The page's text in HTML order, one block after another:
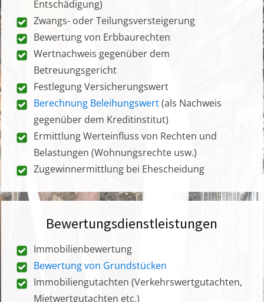
Entschädigung)
Zwangs- oder Teilungsversteigerung
Bewertung von Erbbaurechten
Wertnachweis gegenüber dem
Betreuungsgericht
Festlegung Versicherungswert
Berechnung Beleihungswert(als Nachweis
gegenüber dem Kreditinstitut)
Ermittlung Werteinfluss von Rechten und
Belastungen (Wohnungsrechte usw.)
Zugewinnermittlung bei Ehescheidung
Bewertungsdienstleistungen
Immobilienbewertung
Bewertung von Grundstücken
Immobiliengutachten (Verkehrswertgutachten,
Mietwertgutachten etc.)